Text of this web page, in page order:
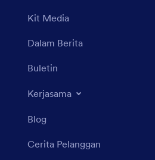
Kit Media
Dalam Berita
Buletin
Kerjasama
Blog
Cerita Pelanggan